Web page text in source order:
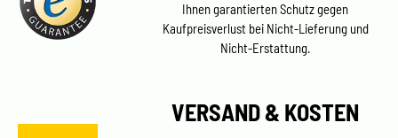
Ihnen garantierten Schutz gegen
Kaufpreisverlust bei Nicht-Lieferung und
Nicht-Erstattung.
VERSAND & KOSTEN